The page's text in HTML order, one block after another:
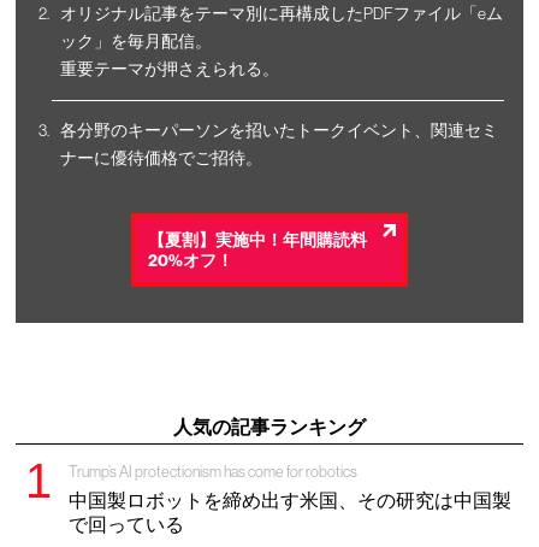
オリジナル記事をテーマ別に再構成したPDFファイル「eム
ック」を毎月配信。
重要テーマが押さえられる。
各分野のキーパーソンを招いたトークイベント、関連セミ
ナーに優待価格でご招待。
【夏割】実施中！年間購読料
20%オフ！
人気の記事ランキング
Trump’s AI protectionism has come for robotics
中国製ロボットを締め出す米国、その研究は中国製
で回っている